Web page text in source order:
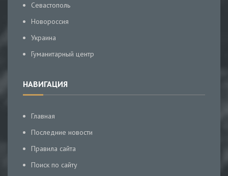
Севастополь
Новороссия
Украина
Гуманитарный центр
НАВИГАЦИЯ
Главная
Последние новости
Правила сайта
Поиск по сайту